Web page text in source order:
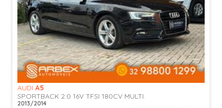
AUDI A5
SPORTBACK 2.0 16V TFSI 180CV MULTI.
2013/2014